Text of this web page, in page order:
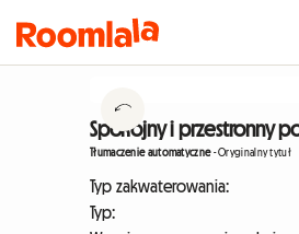
Spokojny i przestronny
Tłumaczenie automatyczne-Oryginalny tytuł
Typ zakwaterowania:
Typ: